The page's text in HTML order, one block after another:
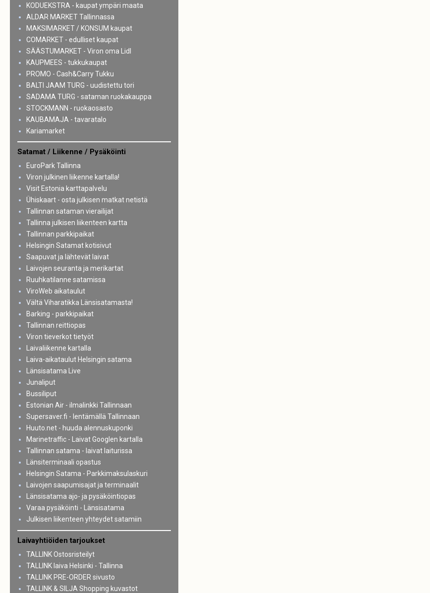
KODUEKSTRA - kaupat ympäri maata
ALDAR MARKET Tallinnassa
MAKSIMARKET / KONSUM kaupat
COMARKET - edulliset kaupat
SÄÄSTUMARKET - Viron oma Lidl
KAUPMEES - tukkukaupat
PROMO - Cash&Carry Tukku
BALTI JAAM TURG - uudistettu tori
SADAMA TURG - sataman ruokakauppa
STOCKMANN - ruokaosasto
KAUBAMAJA - tavaratalo
Kariamarket
Satamat / Liikenne / Pysäköinti
EuroPark Tallinna
Viron julkinen liikenne kartalla!
Visit Estonia karttapalvelu
Ühiskaart - osta julkisen matkat netistä
Tallinnan sataman vierailijat
Tallinna julkisen liikenteen kartta
Tallinnan parkkipaikat
Helsingin Satamat kotisivut
Saapuvat ja lähtevät laivat
Laivojen seuranta ja merikartat
Ruuhkatilanne satamissa
ViroWeb aikataulut
Vältä Viharatikka Länsisatamasta!
Barking - parkkipaikat
Tallinnan reittiopas
Viron tieverkot tietyöt
Laivaliikenne kartalla
Laiva-aikataulut Helsingin satama
Länsisatama Live
Junaliput
Bussiliput
Estonian Air - ilmalinkki Tallinnaan
Supersaver.fi - lentämällä Tallinnaan
Huuto.net - huuda alennuskuponki
Marinetraffic - Laivat Googlen kartalla
Tallinnan satama - laivat laiturissa
Länsiterminaali opastus
Helsingin Satama - Parkkimaksulaskuri
Laivojen saapumisajat ja terminaalit
Länsisatama ajo- ja pysäköintiopas
Varaa pysäköinti - Länsisatama
Julkisen liikenteen yhteydet satamiin
Laivayhtiöiden tarjoukset
TALLINK Ostosristeilyt
TALLINK laiva Helsinki - Tallinna
TALLINK PRE-ORDER sivusto
TALLINK & SILJA Shopping kuvastot